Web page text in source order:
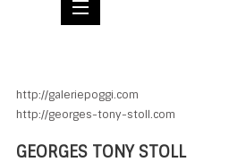
http://galeriepoggi.com
http://georges-tony-stoll.com
GEORGES TONY STOLL